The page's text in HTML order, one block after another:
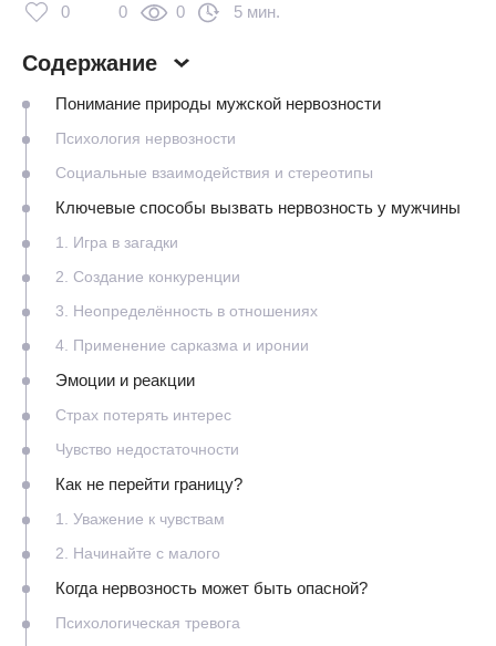
0 0 0 5 мин.
Содержание
Понимание природы мужской нервозности
Психология нервозности
Социальные взаимодействия и стереотипы
Ключевые способы вызвать нервозность у мужчины
1. Игра в загадки
2. Создание конкуренции
3. Неопределённость в отношениях
4. Применение сарказма и иронии
Эмоции и реакции
Страх потерять интерес
Чувство недостаточности
Как не перейти границу?
1. Уважение к чувствам
2. Начинайте с малого
Когда нервозность может быть опасной?
Психологическая тревога